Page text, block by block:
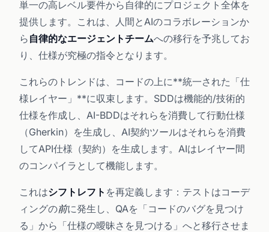
単一の高レベル要件から自律的にプロジェクト全体を
提供します。これは、人間とAIのコラボレーションか
ら 自律的なエージェントチームへの移行を予兆してお
り、仕様が究極の指令となります。
これらのトレンドは、コードの上に**統一された「仕
様レイヤー」**に収束します。SDDは機能的/技術的
仕様を作成し、AI-BDDはそれらを消費して行動仕様
（Gherkin）を生成し、AI契約ツールはそれらを消費
してAPI仕様（契約）を生成します。AIはレイヤー間
のコンパイラとして機能します。
これはシフトレフト を再定義します：テストはコーデ
ィングの前に発生し、QAを「コードのバグを見つけ
る」から「仕様の曖昧さを見つける」へと移行させま